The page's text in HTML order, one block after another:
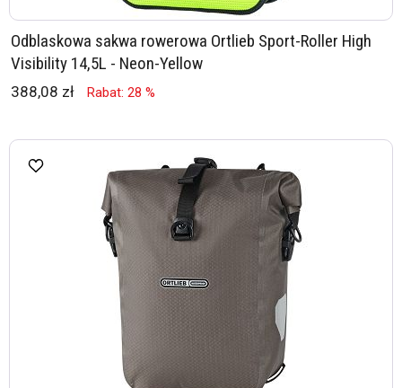
Odblaskowa sakwa rowerowa Ortlieb Sport-Roller High
Visibility 14,5L - Neon-Yellow
388,08 zł Rabat: 28 %